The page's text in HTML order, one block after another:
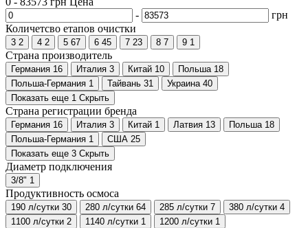
-
грн
Количетсво етапов очистки
3 2 4 2 5 67 6 45 7 23 8 7 9 1
Страна производитель
Германия 16 Италия 3 Китай 10 Польша 18
Польша-Германия 1 Тайвань 31 Украина 40
Показать еще 1 Скрыть
Страна регистрации бренда
Германия 16 Италия 3 Китай 1 Латвия 13 Польша 18
Польша-Германия 1 США 25
Показать еще 3 Скрыть
Диаметр подключения
3/8" 1
Продуктивность осмоса
190 л/сутки 30 280 л/сутки 64 285 л/сутки 7 380 л/сутки 4
1100 л/сутки 2 1140 л/сутки 1 1200 л/сутки 1